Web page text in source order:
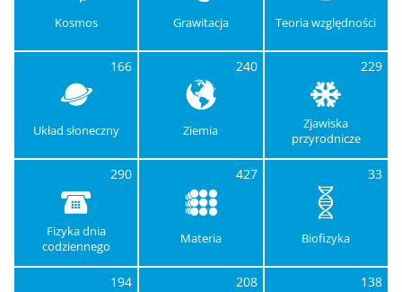
Kosmos Grawitacja Teoria względności
166
Układ słoneczny
240
Ziemia
229
Zjawiska
przyrodnicze
290
Fizyka dnia
codziennego
427
Materia
33
Biofizyka
194 208 138